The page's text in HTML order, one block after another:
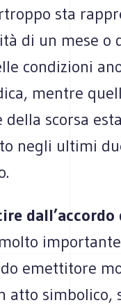
sta
di un mese o
condizioni
mentre
scorsa
negli ultimi
dall’accordo
emettitore
atto